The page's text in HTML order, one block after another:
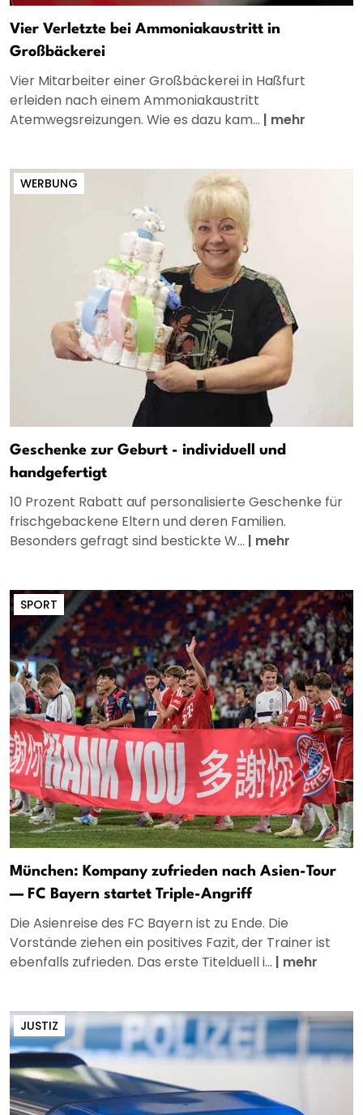
Vier Verletzte bei Ammoniakaustritt in
Großbäckerei
Vier Mitarbeiter einer Großbäckerei in Haßfurt
erleiden nach einem Ammoniakaustritt
Atemwegsreizungen. Wie es dazu kam... | mehr
WERBUNG
Geschenke zur Geburt - individuell und
handgefertigt
10 Prozent Rabatt auf personalisierte Geschenke für
frischgebackene Eltern und deren Familien.
Besonders gefragt sind bestickte W... | mehr
SPORT
München: Kompany zufrieden nach Asien-Tour
— FC Bayern startet Triple-Angriff
Die Asienreise des FC Bayern ist zu Ende. Die
Vorstände ziehen ein positives Fazit, der Trainer ist
ebenfalls zufrieden. Das erste Titelduell i... | mehr
JUSTIZ